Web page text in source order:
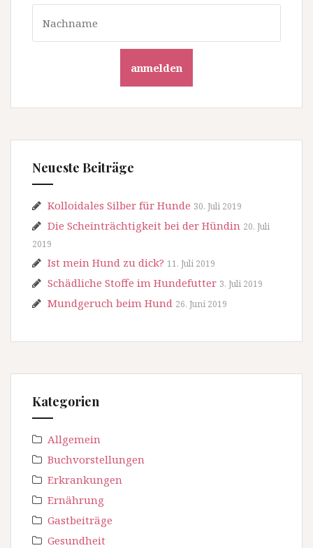
anmelden
Neueste Beiträge
Kolloidales Silber für Hunde 30. Juli 2019
Die Scheinträchtigkeit bei der Hündin 20. Juli
2019
Ist mein Hund zu dick? 11. Juli 2019
Schädliche Stoffe im Hundefutter 3. Juli 2019
Mundgeruch beim Hund 26. Juni 2019
Kategorien
Allgemein
Buchvorstellungen
Erkrankungen
Ernährung
Gastbeiträge
Gesundheit